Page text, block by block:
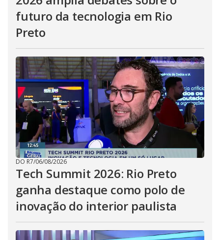
futuro da tecnologia em Rio
Preto
DO R7/06/08/2026
Tech Summit 2026: Rio Preto
ganha destaque como polo de
inovação do interior paulista